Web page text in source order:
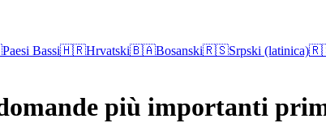
Paesi Bassi🇭🇷Hrvatski🇧🇦Bosanski🇷🇸Srpski (latinica)
più importanti